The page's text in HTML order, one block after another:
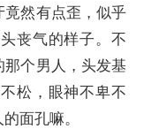
然有点歪，似乎
丧气的样子。不
个男人，头发基
松，眼神不卑不
面孔嘛。